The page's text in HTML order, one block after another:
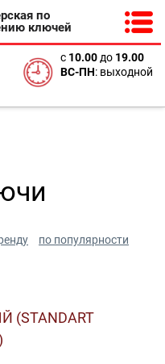
по
ключей
с 10.00 до 19.00
ВС-ПН: выходной
по популярности